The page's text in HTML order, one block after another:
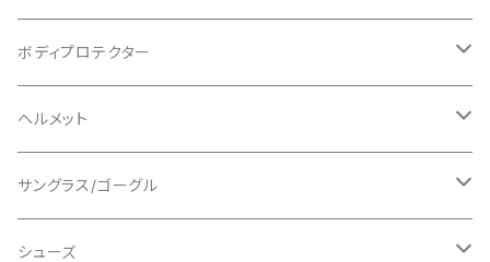
AENOMALY/アエノマリー
ALL MOUNTAIN STYLE
AVID/アヴィド
BAR MITTS/バーミッツ
ジャージ
ロングスリーブ
ショートスリーブ
ジャケット
ショーツ
ビブタイプ
パンツ / タイツ
ボディプロテクター
エルボー/肘
ニー/膝
その他
ヘルメット
ロード
マウンテンバイク
サングラス/ゴーグル
アクセサリー
シューズ